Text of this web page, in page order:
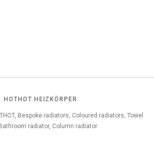
HOTHOT HEIZKÖRPER
Bespoke radiators, Coloured radiators, Towel
radiator, Column radiator